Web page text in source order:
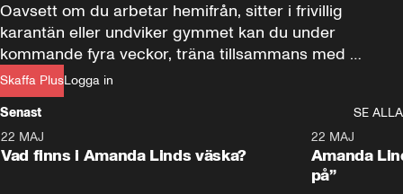
Skaffa PlusLogga in
Oavsett om du arbetar hemifrån, sitter i frivillig
karantän eller undviker gymmet kan du under
kommande fyra veckor, träna tillsammans med
Aftonbladet Plus och PT:n Thomas Skoglund.
Passen kommer involvera allt från styrketräning med
egen kroppsvikt till förbränning, kondition och motion
med barnen.
Först ut: Ett 15 minuters passet som involverar
Senast
SE ALLA
Plus
22 MAJ
Vad finns i Amanda Linds väska?
Plus
22 MAJ
Amanda
på”